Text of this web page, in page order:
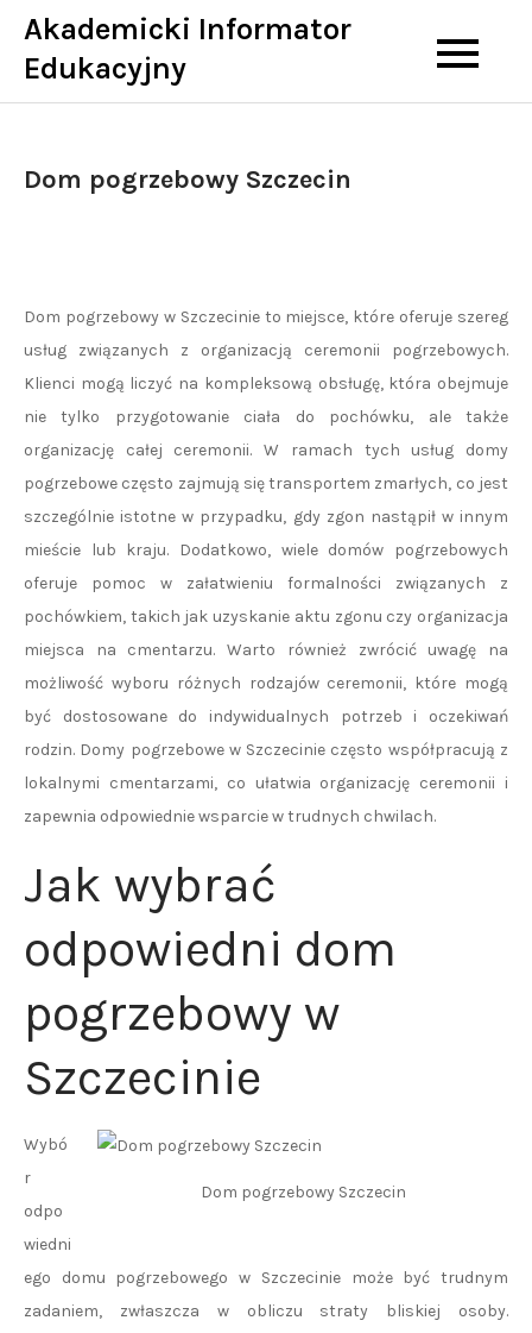
Skip
content
Akademicki Informator
Edukacyjny
Dom pogrzebowy Szczecin
Dom pogrzebowy w Szczecinie to miejsce, które oferuje szereg
usług związanych z organizacją ceremonii pogrzebowych.
Klienci mogą liczyć na kompleksową obsługę, która obejmuje
nie tylko przygotowanie ciała do pochówku, ale także
organizację całej ceremonii. W ramach tych usług domy
pogrzebowe często zajmują się transportem zmarłych, co jest
szczególnie istotne w przypadku, gdy zgon nastąpił w innym
mieście lub kraju. Dodatkowo, wiele domów pogrzebowych
oferuje pomoc w załatwieniu formalności związanych z
pochówkiem, takich jak uzyskanie aktu zgonu czy organizacja
miejsca na cmentarzu. Warto również zwrócić uwagę na
możliwość wyboru różnych rodzajów ceremonii, które mogą
być dostosowane do indywidualnych potrzeb i oczekiwań
rodzin. Domy pogrzebowe w Szczecinie często współpracują z
lokalnymi cmentarzami, co ułatwia organizację ceremonii i
zapewnia odpowiednie wsparcie w trudnych chwilach.
Jak wybrać
odpowiedni dom
pogrzebowy w
Szczecinie
Dom pogrzebowy Szczecin
Wybó
r
odpo
wiedni
ego domu pogrzebowego w Szczecinie może być trudnym
zadaniem, zwłaszcza w obliczu straty bliskiej osoby.